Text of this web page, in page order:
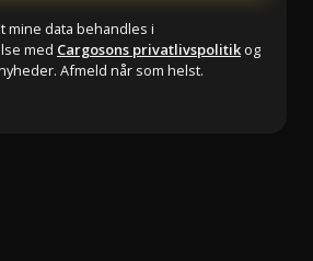
mine data behandles i
med Cargosons privatlivspolitik og
Afmeld når som helst.